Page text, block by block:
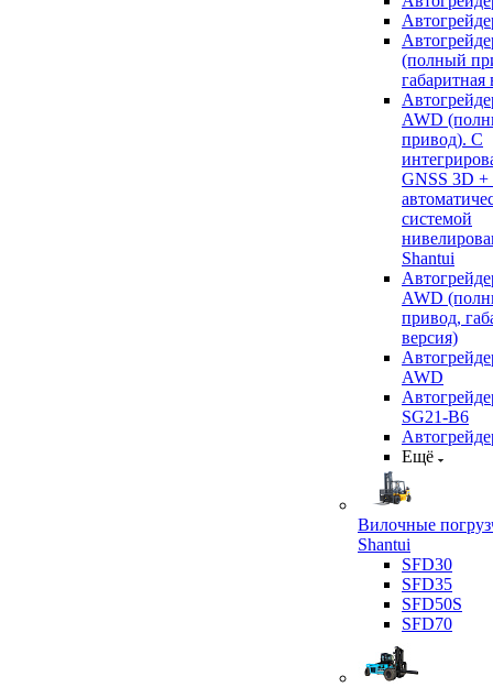
(полный
габаритная
AWD
привод). С
GNSS 3D +
системой
Shantui
AWD
привод,
версия)
AWD
SG21-B6
Ещё
Вилочные
Shantui
SFD30
SFD35
SFD50S
SFD70